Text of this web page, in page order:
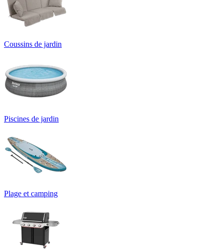
Coussins de jardin
Piscines de jardin
Plage et camping